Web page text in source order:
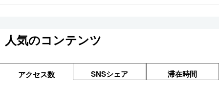
人気のコンテンツ
アクセス数 SNSシェア 滞在時間